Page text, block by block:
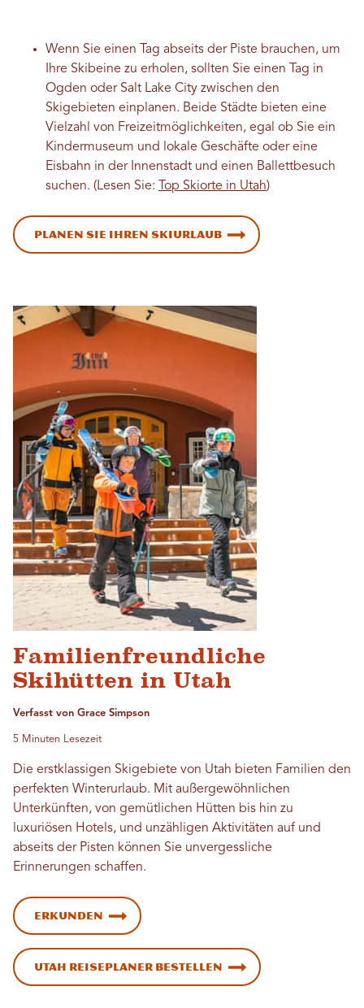
Wenn Sie einen Tag abseits der Piste brauchen, um
Ihre Skibeine zu erholen, sollten Sie einen Tag in
Ogden oder Salt Lake City zwischen den
Skigebieten einplanen. Beide Städte bieten eine
Vielzahl von Freizeitmöglichkeiten, egal ob Sie ein
Kindermuseum und lokale Geschäfte oder eine
Eisbahn in der Innenstadt und einen Ballettbesuch
suchen. (Lesen Sie:
Top Skiorte in Utah)
Planen Sie Ihren Skiurlaub
Familienfreundliche
Skihütten in Utah
Verfasst von Grace Simpson
5 Minuten Lesezeit
Die erstklassigen Skigebiete von Utah bieten Familien den
perfekten Winterurlaub. Mit außergewöhnlichen
Unterkünften, von gemütlichen Hütten bis hin zu
luxuriösen Hotels, und unzähligen Aktivitäten auf und
abseits der Pisten können Sie unvergessliche
Erinnerungen schaffen.
Erkunden
Utah Reiseplaner bestellen